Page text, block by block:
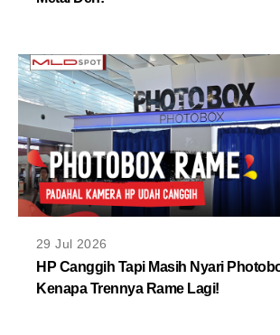
29 Jul 2026
HP Canggih Tapi Masih Nyari
Kenapa Trennya Rame Lagi!